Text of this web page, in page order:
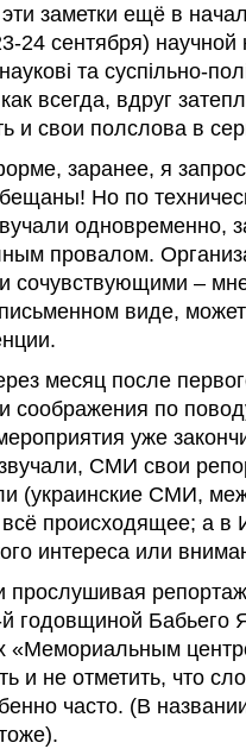
заметки ещё в
24 сентября)
та суспільно-
всегда, вдруг
и свои полслова в
заранее, я
Но по
одновременно,
провалом.
сочувствующими –
виде,
месяц после
соображения по
уже
СМИ свои
(украинские СМИ,
происходящее; а в
интереса или
прослушивая
годовщиной Бабьего
«Мемориальным
и не отметить, что
часто. (В